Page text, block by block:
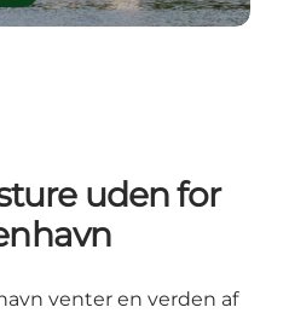
uden for
venter en verden af